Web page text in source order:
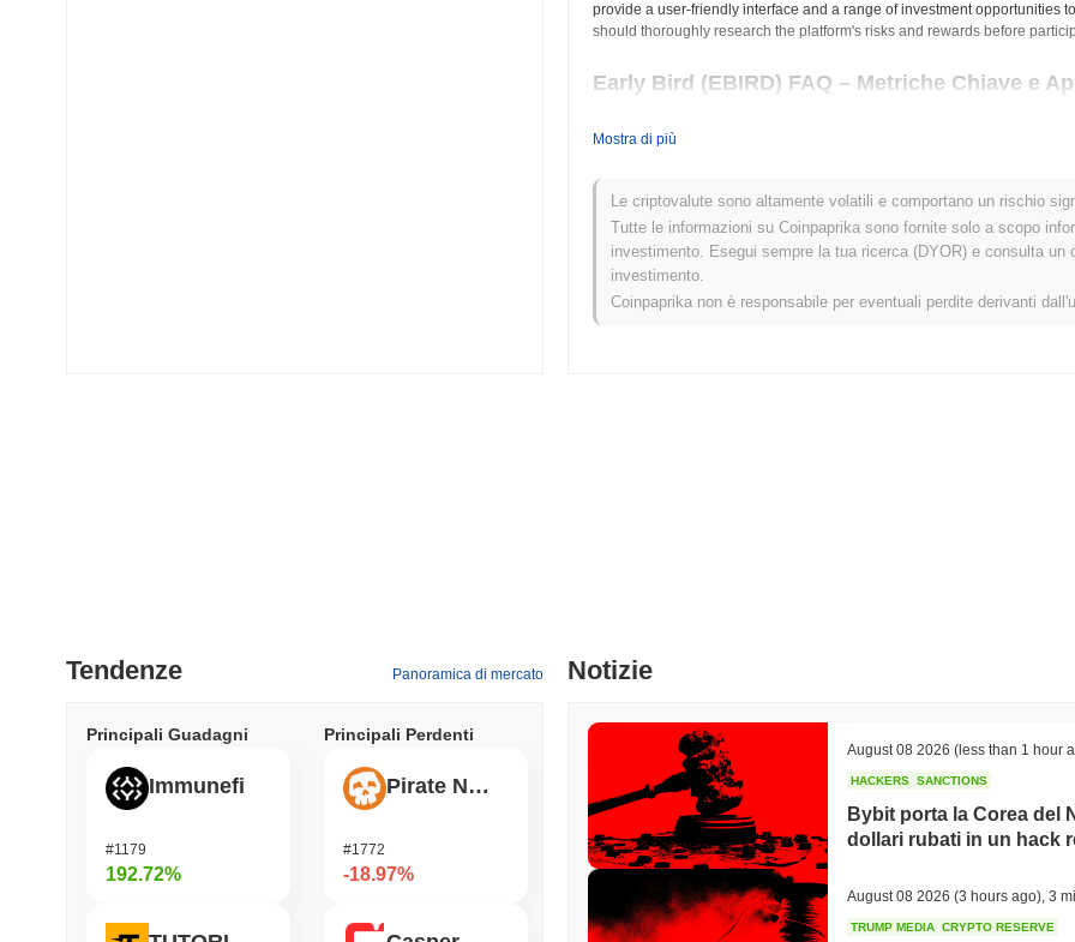
provide a user-friendly interface and a range of investment opportunities
should thoroughly research the platform's risks and rewards before
Early Bird (EBIRD) FAQ – Metriche Chiave e
Dove posso acquistare Early Bird (EBIRD)?
Qual è l'attuale volume di trading giornaliero di Early
Nelle ultime 24 ore, il volume di trading di Early Bird si attesta a
Qual è lo storico della fascia di prezzo di Early Bird?
Mostra di più
Le criptovalute sono altamente volatili e comportano un rischio
Tutte le informazioni su Coinpaprika sono fornite solo a scopo
investimento. Esegui sempre la tua ricerca (DYOR) e consulta
investimento.
Coinpaprika non è responsabile per eventuali perdite derivanti
Tendenze Panoramica di mercato
Principali Guadagni
Immunefi
#1179
192.72%
Principali Perdenti
Pirate Nation Token
#1772
-18.97%
Notizie
August 08 2026 (less than 1 hour
HACKERS SANCTIONS
Bybit porta la Corea del
dollari rubati in un hack
August 08 2026 (3 hours ago) 3
TRUMP MEDIA CRYPTO RESERVE